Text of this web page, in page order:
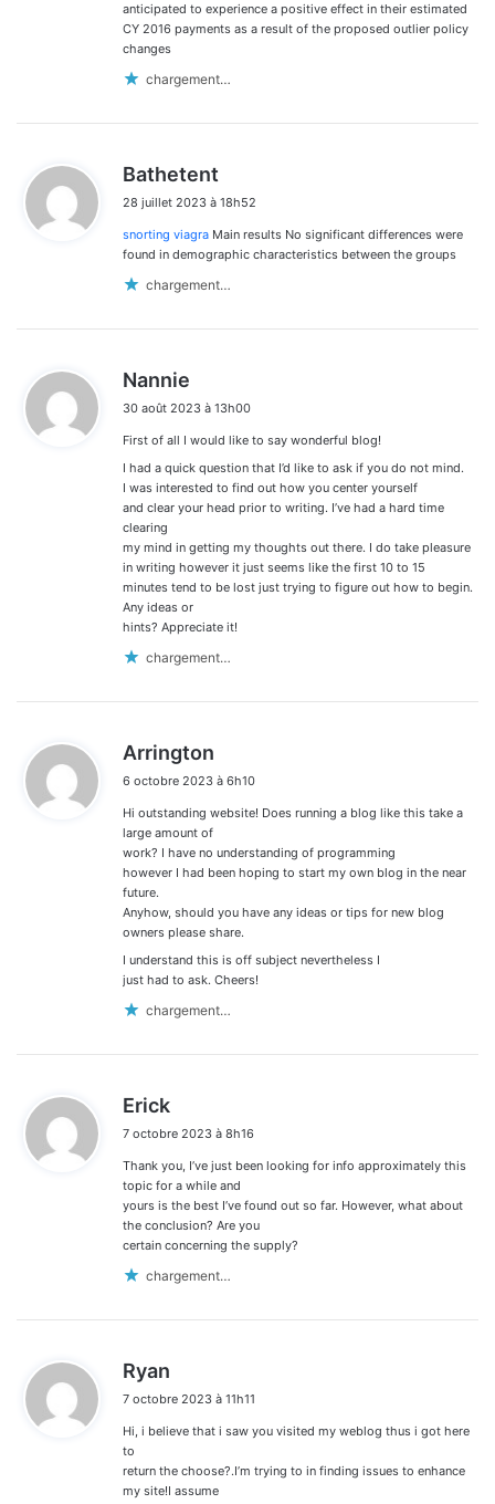
anticipated to experience a positive effect in their estimated
CY 2016 payments as a result of the proposed outlier policy
changes
chargement…
Bathetent
t
:
28 juillet 2023 à 18h52
snorting viagra Main results No significant differences were
found in demographic characteristics between the groups
chargement…
Nannie
t
30 août 2023 à 13h00
First of all I would like to say wonderful blog!
I had a quick question that I’d like to ask if you do not mind.
I was interested to find out how you center yourself
and clear your head prior to writing. I’ve had a hard time
clearing
my mind in getting my thoughts out there. I do take pleasure
in writing however it just seems like the first 10 to 15
minutes tend to be lost just trying to figure out how to begin.
Any ideas or
hints? Appreciate it!
chargement…
Arrington
t
6 octobre 2023 à 6h10
Hi outstanding website! Does running a blog like this take a
large amount of
work? I have no understanding of programming
however I had been hoping to start my own blog in the near
future.
Anyhow, should you have any ideas or tips for new blog
owners please share.
I understand this is off subject nevertheless I
just had to ask. Cheers!
chargement…
Erick
t
:
7 octobre 2023 à 8h16
Thank you, I’ve just been looking for info approximately this
topic for a while and
yours is the best I’ve found out so far. However, what about
the conclusion? Are you
certain concerning the supply?
chargement…
Ryan
t
7 octobre 2023 à 11h11
Hi, i believe that i saw you visited my weblog thus i got here
to
return the choose?.I’m trying to in finding issues to enhance
my site!I assume